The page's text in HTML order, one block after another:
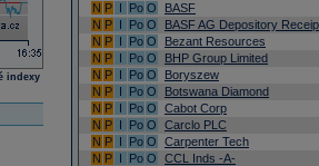
indexy
N P I Po O
BASF
N P I Po O
BASF AG Depository
N P I Po O
Bezant Resources
N P I Po O
BHP Group Limited
N P I Po O
Boryszew
N P I Po O
Botswana Diamond
N P I Po O
Cabot Corp
N P I Po O
Carclo PLC
N P I Po O
Carpenter Tech
N P I Po O
CCL Inds -A-